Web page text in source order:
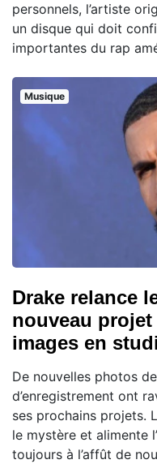
personnels, l’artiste
un disque qui doit
importantes du rap
Musique
Drake relance
nouveau
images en
De nouvelles photos
d’enregistrement ont
ses prochains projets.
le mystère et alimente
toujours à l’affût de